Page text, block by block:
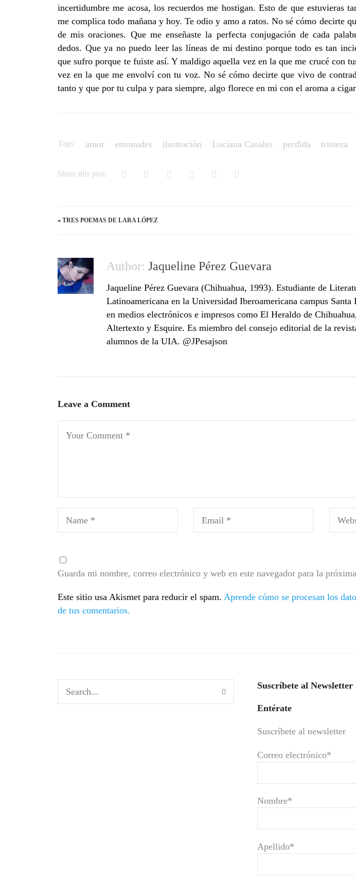
incertidumbre me acosa, los recuerdos me hostigan. Esto de que estuvieras
me complica todo mañana y hoy. Te odio y amo a ratos. No sé cómo decirte
de mis oraciones. Que me enseñaste la perfecta conjugación de cada
dedos. Que ya no puedo leer las líneas de mi destino porque todo es tan
que sufro porque te fuiste así. Y maldigo aquella vez en la que me crucé con
vez en la que me envolví con tu voz. No sé cómo decirte que vivo de
tanto y que por tu culpa y para siempre, algo florece en mi con el aroma a
Tags: amor emonudes ilustración Luciana Casales perdida tristeza
Share this post:
« TRES POEMAS DE LARA LÓPEZ
Author: Jaqueline Pérez Guevara
Jaqueline Pérez Guevara (Chihuahua, 1993). Estudiante de
Latinoamericana en la Universidad Iberoamericana campus Santa
en medios electrónicos e impresos como El Heraldo de
Altertexto y Esquire. Es miembro del consejo editorial de la
alumnos de la UIA. @JPesajson
Leave a Comment
Guarda mi nombre, correo electrónico y web en este navegador para la
Este sitio usa Akismet para reducir el spam. Aprende cómo se procesan los
de tus comentarios.
Suscríbete al Newsletter
Entérate
Suscríbete al newsletter
Correo electrónico*
Nombre*
Apellido*